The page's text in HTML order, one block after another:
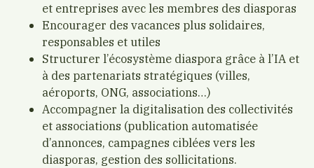
et entreprises avec les membres des diasporas
Encourager des vacances plus solidaires,
responsables et utiles
Structurer l’écosystème diaspora grâce à l’IA et
à des partenariats stratégiques (villes,
aéroports, ONG, associations…)
Accompagner la digitalisation des collectivités
et associations (publication automatisée
d’annonces, campagnes ciblées vers les
diasporas, gestion des sollicitations.